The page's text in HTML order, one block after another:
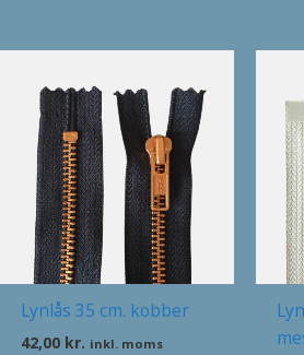
Lynlås 35 cm. kobber
42,00 kr. inkl. moms